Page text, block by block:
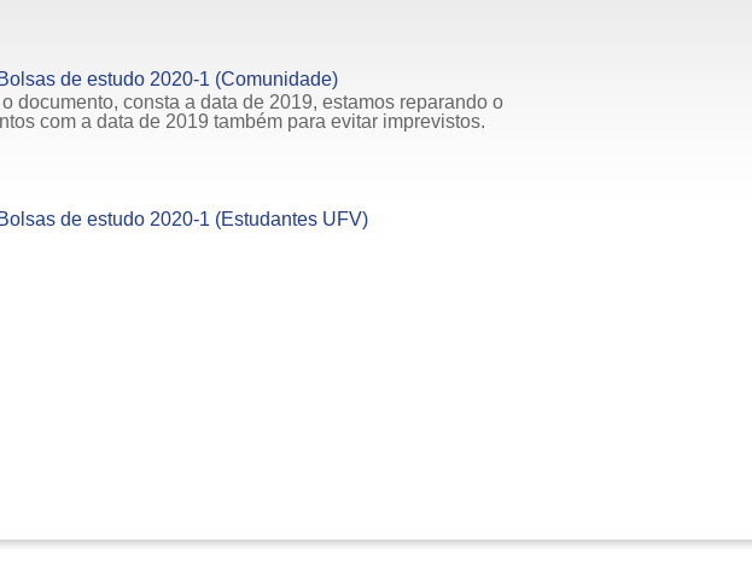
de estudo 2020-1 (Comunidade)
documento, consta a data de 2019, estamos reparando o
com a data de 2019 também para evitar imprevistos.
de estudo 2020-1 (Estudantes UFV)